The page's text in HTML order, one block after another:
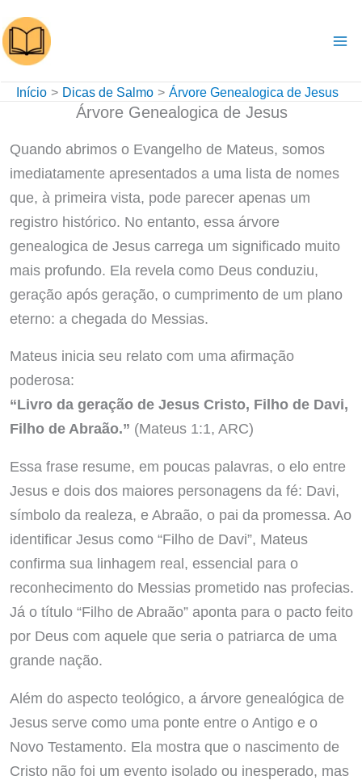
para
o
conteúdo
Início Dicas de Salmo Árvore Genealogica de Jesus
Árvore Genealogica de Jesus
Quando abrimos o Evangelho de Mateus, somos
imediatamente apresentados a uma lista de nomes
que, à primeira vista, pode parecer apenas um
registro histórico. No entanto, essa árvore
genealogica de Jesus carrega um significado muito
mais profundo. Ela revela como Deus conduziu,
geração após geração, o cumprimento de um plano
eterno: a chegada do Messias.
Mateus inicia seu relato com uma afirmação
poderosa:
“Livro da geração de Jesus Cristo, Filho de Davi,
Filho de Abraão.” (Mateus 1:1, ARC)
Essa frase resume, em poucas palavras, o elo entre
Jesus e dois dos maiores personagens da fé: Davi,
símbolo da realeza, e Abraão, o pai da promessa. Ao
identificar Jesus como “Filho de Davi”, Mateus
confirma sua linhagem real, essencial para o
reconhecimento do Messias prometido nas profecias.
Já o título “Filho de Abraão” aponta para o pacto feito
por Deus com aquele que seria o patriarca de uma
grande nação.
Além do aspecto teológico, a árvore genealógica de
Jesus serve como uma ponte entre o Antigo e o
Novo Testamento. Ela mostra que o nascimento de
Cristo não foi um evento isolado ou inesperado, mas